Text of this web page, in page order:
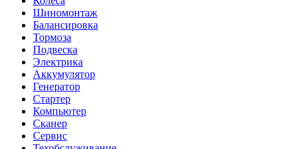
Шиномонтаж
Балансировка
Тормоза
Подвеска
Электрика
Аккумулятор
Генератор
Стартер
Компьютер
Сканер
Сервис